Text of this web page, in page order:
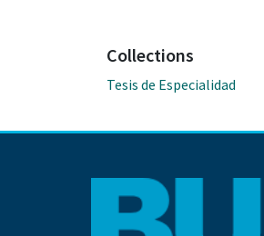
Collections
Tesis de Especialidad